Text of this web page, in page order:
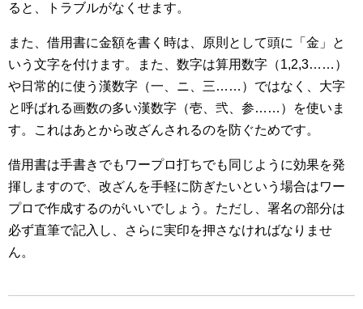
ると、トラブルがなくせます。
また、借用書に金額を書く時は、原則として頭に「金」と
いう文字を付けます。また、数字は算用数字（1,2,3……）
や日常的に使う漢数字（一、ニ、三……）ではなく、大字
と呼ばれる画数の多い漢数字（壱、弐、参……）を使いま
す。これはあとから改ざんされるのを防ぐためです。
借用書は手書きでもワープロ打ちでも同じように効果を発
揮しますので、改ざんを手軽に防ぎたいという場合はワー
プロで作成するのがいいでしょう。ただし、署名の部分は
必ず直筆で記入し、さらに実印を押さなければなりませ
ん。